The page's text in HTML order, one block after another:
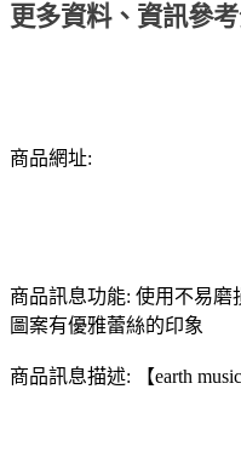
更多資料、資訊參
商品網址:
商品訊息功能: 使用不易
圖案有優雅蕾絲的印象
商品訊息描述: 【earth